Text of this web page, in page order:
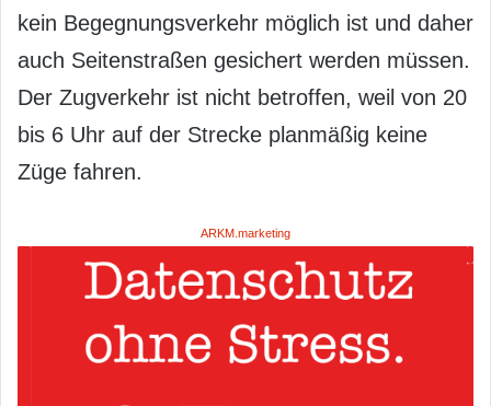
kein Begegnungsverkehr möglich ist und daher
auch Seitenstraßen gesichert werden müssen.
Der Zugverkehr ist nicht betroffen, weil von 20
bis 6 Uhr auf der Strecke planmäßig keine
Züge fahren.
ARKM.marketing